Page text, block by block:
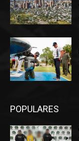
POPULARES